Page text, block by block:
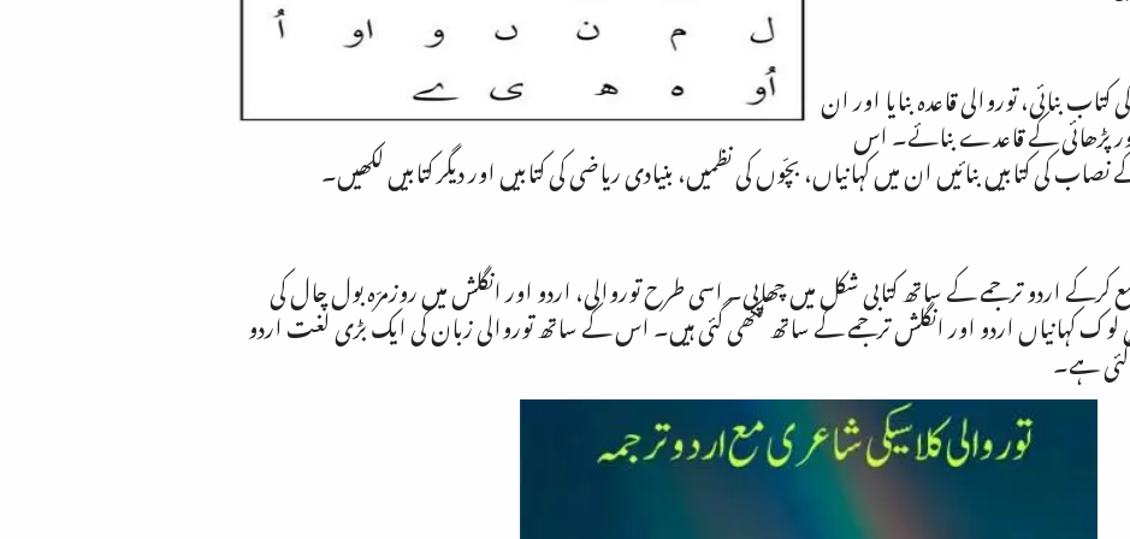
بنائی، توروالی قاعدہ بنایا اور ان
پڑھائی کے قاعدے بنائے۔ اس
کی کتابیں بنائیں ان میں کہانیاں، بچّوں کی نظمیں، بنیادی ریاضی کی کتابیں اور دیگر کتابیں لکھیں۔
کرکے اردو ترجمے کے ساتھ کتابی شکل میں چھاپی۔ اسی طرح توروالی، اردو اور انگلش میں روزمرّہ بول چال کی
لوک کہانیاں اردو اور انگلش ترجمے کے ساتھ لکھی گئی ہیں۔ اس کے ساتھ توروالی زبان کی ایک بڑی لغت اردو
ہے۔